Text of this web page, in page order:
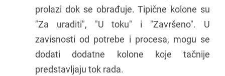
prolazi dok se obrađuje. Tipične kolone su
"Za uraditi", "U toku" i "Završeno". U
zavisnosti od potrebe i procesa, mogu se
dodati dodatne kolone koje tačnije
predstavljaju tok rada.